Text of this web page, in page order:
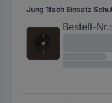
Bestell-Nr.: